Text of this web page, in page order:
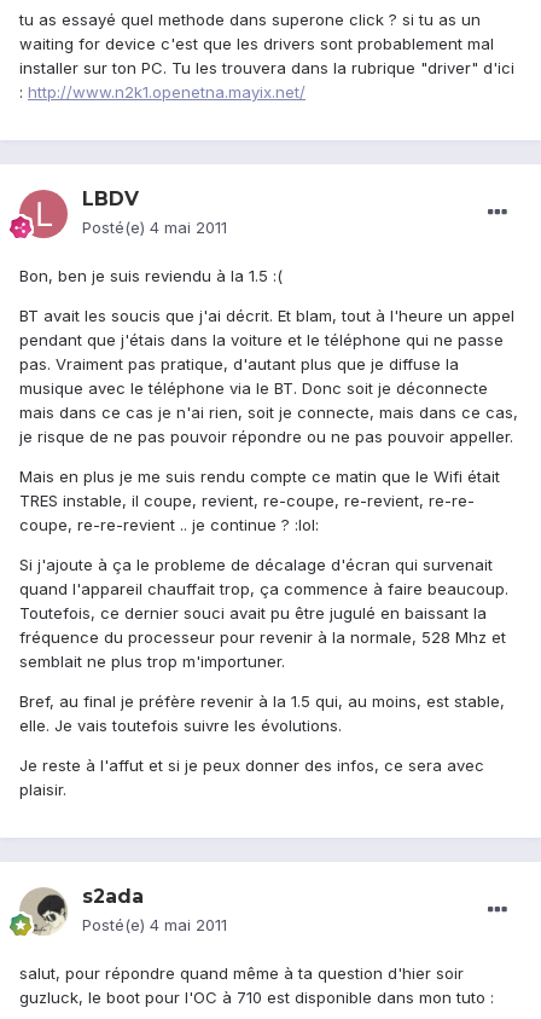
tu as essayé quel methode dans superone click ? si tu as un
waiting for device c'est que les drivers sont probablement mal
installer sur ton PC. Tu les trouvera dans la rubrique "driver" d'ici
: http://www.n2k1.openetna.mayix.net/
LBDV
Posté(e) 4 mai 2011
Bon, ben je suis reviendu à la 1.5 :(
BT avait les soucis que j'ai décrit. Et blam, tout à l'heure un appel
pendant que j'étais dans la voiture et le téléphone qui ne passe
pas. Vraiment pas pratique, d'autant plus que je diffuse la
musique avec le téléphone via le BT. Donc soit je déconnecte
mais dans ce cas je n'ai rien, soit je connecte, mais dans ce cas,
je risque de ne pas pouvoir répondre ou ne pas pouvoir appeller.
Mais en plus je me suis rendu compte ce matin que le Wifi était
TRES instable, il coupe, revient, re-coupe, re-revient, re-re-
coupe, re-re-revient .. je continue ? :lol:
Si j'ajoute à ça le probleme de décalage d'écran qui survenait
quand l'appareil chauffait trop, ça commence à faire beaucoup.
Toutefois, ce dernier souci avait pu être jugulé en baissant la
fréquence du processeur pour revenir à la normale, 528 Mhz et
semblait ne plus trop m'importuner.
Bref, au final je préfère revenir à la 1.5 qui, au moins, est stable,
elle. Je vais toutefois suivre les évolutions.
Je reste à l'affut et si je peux donner des infos, ce sera avec
plaisir.
s2ada
Posté(e) 4 mai 2011
salut, pour répondre quand même à ta question d'hier soir
guzluck, le boot pour l'OC à 710 est disponible dans mon tuto :